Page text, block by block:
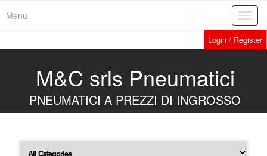
Menu
Login / Register
M&C srls Pneumatici
PNEUMATICI A PREZZI DI INGROSSO